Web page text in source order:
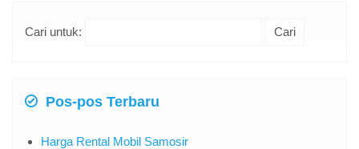
Cari untuk:
Pos-pos Terbaru
Harga Rental Mobil Samosir